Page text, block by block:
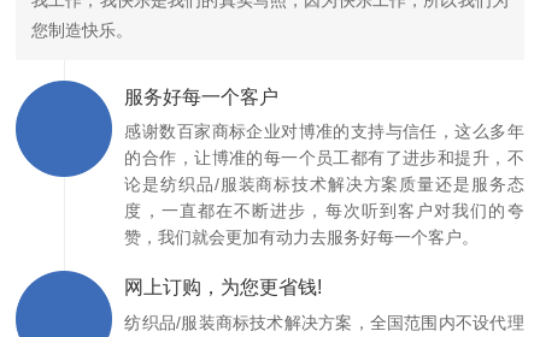
您制造快乐。
服务好每一个客户
感谢数百家商标企业对博准的支持与信任，这么多年
的合作，让博准的每一个员工都有了进步和提升，不
论是纺织品/服装商标技术解决方案质量还是服务态
度，一直都在不断进步，每次听到客户对我们的夸
赞，我们就会更加有动力去服务好每一个客户。
网上订购，为您更省钱!
纺织品/服装商标技术解决方案，全国范围内不设代理